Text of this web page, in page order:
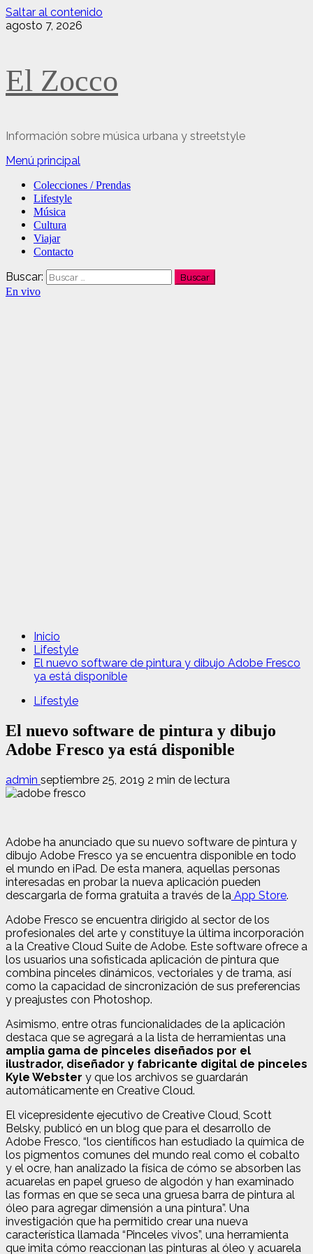
Saltar al contenido
agosto 7, 2026
El Zocco
Información sobre música urbana y streetstyle
Menú principal
Colecciones / Prendas
Lifestyle
Música
Cultura
Viajar
Contacto
Buscar:
En vivo
Inicio
Lifestyle
El nuevo software de pintura y dibujo Adobe Fresco
ya está disponible
Lifestyle
El nuevo software de pintura y dibujo
Adobe Fresco ya está disponible
admin septiembre 25, 2019 2 min de lectura
Adobe ha anunciado que su nuevo software de pintura y
dibujo Adobe Fresco ya se encuentra disponible en todo
el mundo en iPad. De esta manera, aquellas personas
interesadas ​​en probar la nueva aplicación pueden
descargarla de forma gratuita a través de la App Store.
Adobe Fresco se encuentra dirigido al sector de los
profesionales del arte y constituye la última incorporación
a la Creative Cloud Suite de Adobe. Este software ofrece a
los usuarios una sofisticada aplicación de pintura que
combina pinceles dinámicos, vectoriales y de trama, así
como la capacidad de sincronización de sus preferencias
y preajustes con Photoshop.
Asimismo, entre otras funcionalidades de la aplicación
destaca que se agregará a la lista de herramientas una
amplia gama de pinceles diseñados por el
ilustrador, diseñador y fabricante digital de pinceles
Kyle Webster y que los archivos se guardarán
automáticamente en Creative Cloud.
El vicepresidente ejecutivo de Creative Cloud, Scott
Belsky, publicó en un blog que para el desarrollo de
Adobe Fresco, “los científicos han estudiado la química de
los pigmentos comunes del mundo real como el cobalto
y el ocre, han analizado la física de cómo se absorben las
acuarelas en papel grueso de algodón y han examinado
las formas en que se seca una gruesa barra de pintura al
óleo para agregar dimensión a una pintura”. Una
investigación que ha permitido crear una nueva
característica llamada “Pinceles vivos”, una herramienta
que imita cómo reaccionan las pinturas al óleo y acuarela